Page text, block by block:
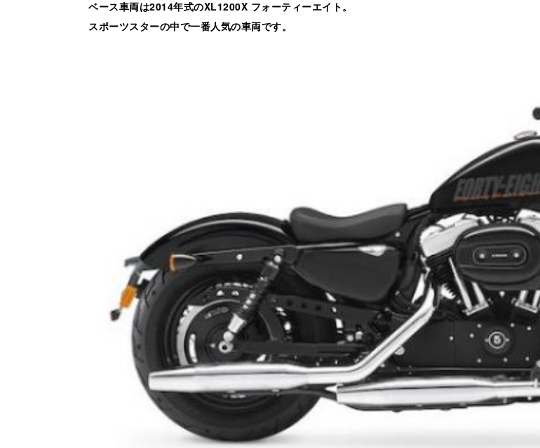
ベース車両は2014年式のXL1200X フォーティーエイト。
スポーツスターの中で一番人気の車両です。